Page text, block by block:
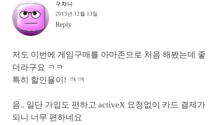
구차니
2013년 12월 13일
Reply
저도 이번에 게임구매를 아마존으로 처음 해봤는데 좋
더라구요 ㅋㅋ
특히 할인율이! ㅋㅋ
음.. 일단 가입도 편하고 activeX 요청없이 카드 결제가
되니 너무 편하네요